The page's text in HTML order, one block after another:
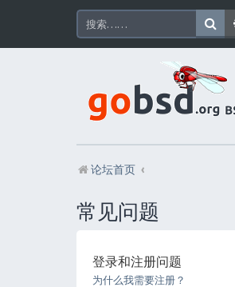
论坛首页
常见问题
登录和注册问题
为什么我需要注册？